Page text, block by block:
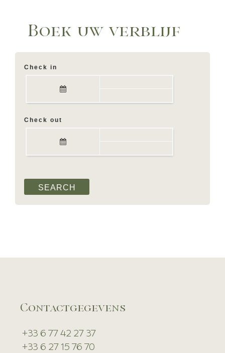
Boek uw verblijf
Check in
Check out
Contactgegevens
+33 6 77 42 27 37
+33 6 27 15 76 70